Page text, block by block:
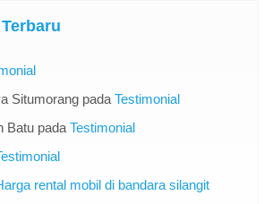
Situmorang pada Testimonial
Batu pada Testimonial
rental mobil di bandara silangit